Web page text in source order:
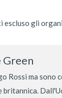
gli
Green
Rossi ma sono
britannica.